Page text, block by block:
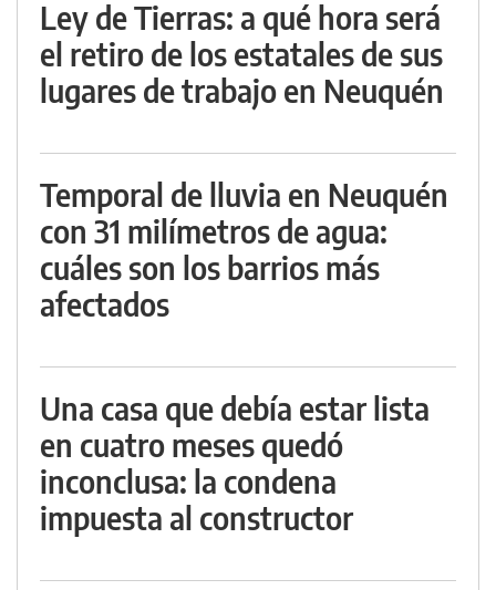
Ley de Tierras: a qué hora será
el retiro de los estatales de sus
lugares de trabajo en Neuquén
Temporal de lluvia en Neuquén
con 31 milímetros de agua:
cuáles son los barrios más
afectados
Una casa que debía estar lista
en cuatro meses quedó
inconclusa: la condena
impuesta al constructor